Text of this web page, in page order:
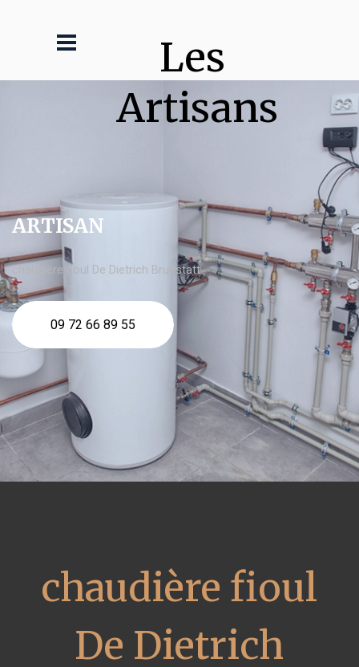
Les
Artisans
ARTISAN
chaudière fioul De Dietrich Brunstatt
09 72 66 89 55
chaudière fioul
De Dietrich